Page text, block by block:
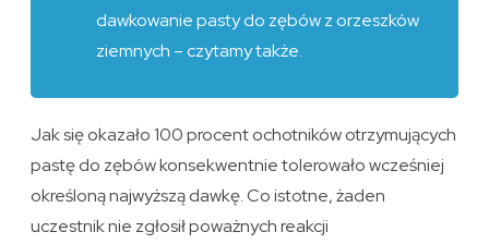
dawkowanie pasty do zębów z orzeszków
ziemnych – czytamy także.
Jak się okazało 100 procent ochotników otrzymujących
pastę do zębów konsekwentnie tolerowało wcześniej
określoną najwyższą dawkę. Co istotne, żaden
uczestnik nie zgłosił poważnych reakcji